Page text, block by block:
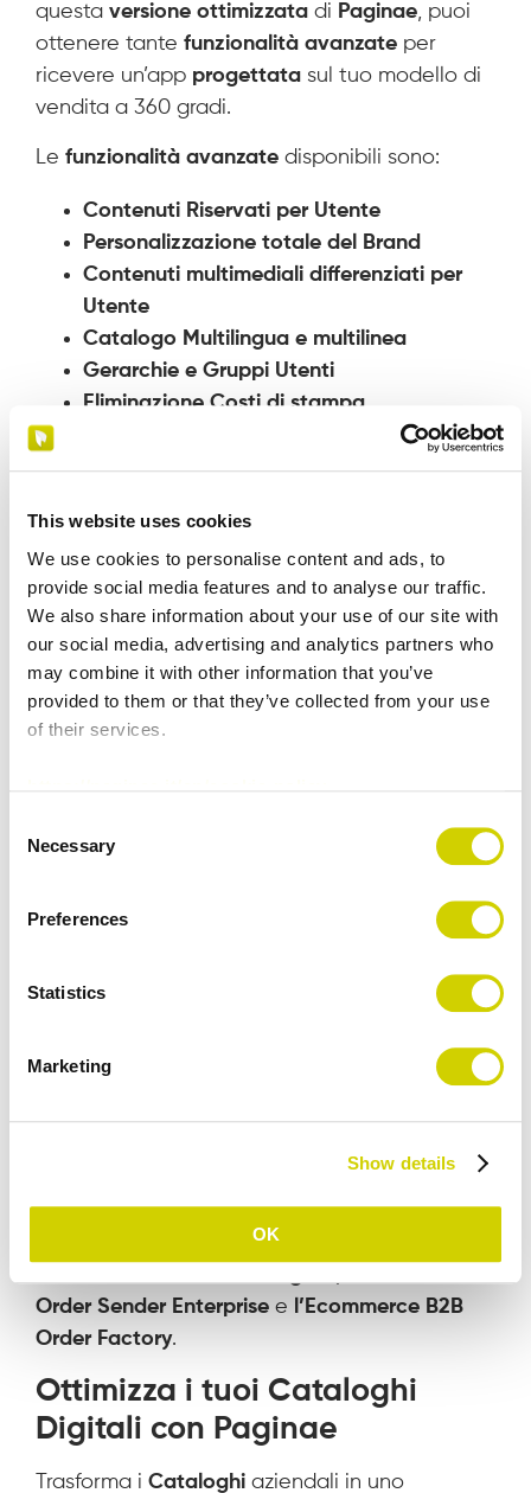
This website uses cookies
We use cookies to personalise content and ads, to
provide social media features and to analyse our traffic.
We also share information about your use of our site with
our social media, advertising and analytics partners who
may combine it with other information that you’ve
provided to them or that they’ve collected from your use
of their services.
Selection
Necessary
Preferences
Statistics
Marketing
Show details
OK
questa versione ottimizzata di Paginae, puoi
ottenere tante funzionalità avanzate per
ricevere un’app progettata sul tuo modello di
vendita a 360 gradi.
Le funzionalità avanzate disponibili sono:
Contenuti Riservati per Utente
Personalizzazione totale del Brand
Contenuti multimediali differenziati per
Utente
Catalogo Multilingua e multilinea
Gerarchie e Gruppi Utenti
Eliminazione Costi di stampa
Sfogliatore web integrato
Integrazione ERP aziendale
con InDesign
Paginae Enterprise può essere integrato con
CRMedERP aziendalidi ogni tipo, per rendere
lagestione dei cataloghiottimizzata.
In particolare, l’integrazione con
più veloce
eautomatizzata
marketing
cataloghi
senza
export intermedi
tuoiCataloghi Digitali
interattivi, migliorando
Zucchetti, Microsoft Dynamics, Oracle, Danea
Easyfatt e Fatture in Cloud. Allo stesso modo,
l’App può essere integrata tramite API, il nostro
Order Sender Enterprise e
l’Ecommerce B2B
Order Factory.
Ottimizza i tuoi Cataloghi
Digitali con Paginae
Trasforma i Cataloghi aziendali in uno